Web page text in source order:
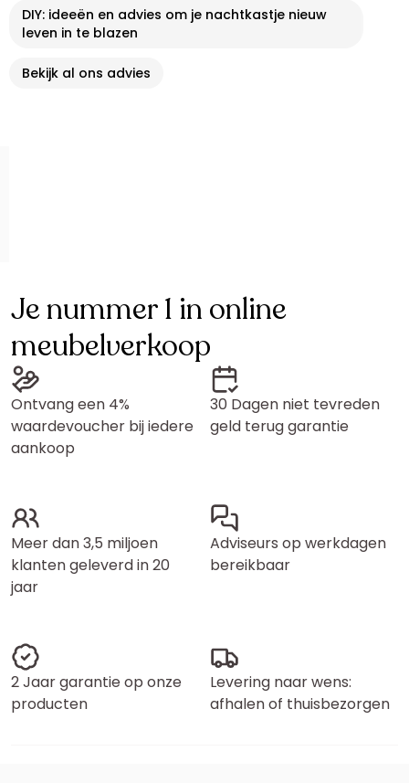
DIY: ideeën en advies om je nachtkastje nieuw
leven in te blazen
Bekijk al ons advies
Je nummer 1 in online
meubelverkoop
Ontvang een 4%
waardevoucher bij iedere
aankoop
30 Dagen niet tevreden
geld terug garantie
Meer dan 3,5 miljoen
klanten geleverd in 20
jaar
Adviseurs op werkdagen
bereikbaar
2 Jaar garantie op onze
producten
Levering naar wens:
afhalen of thuisbezorgen